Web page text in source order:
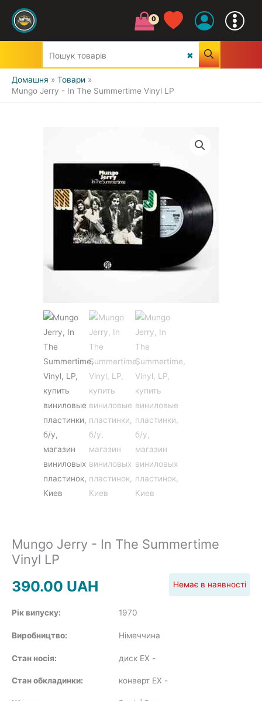
Домашня
Товари
Mungo Jerry - In The Summertime Vinyl LP
Mungo Jerry - In The Summertime
Vinyl LP
390.00 UAH Немає в наявності
Рік випуску: 1970
Виробництво: Німеччина
Стан носія: диск EX -
Стан обкладинки: конверт EX -
CLASSIC
JAZZ&BLUES
POP
REGGAE
ROCK
COMPILATION